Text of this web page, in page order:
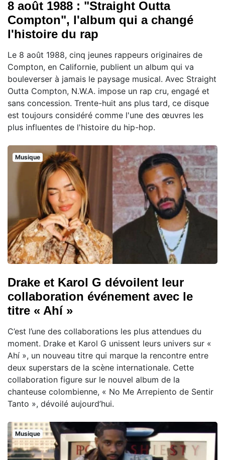
8 août 1988 : "Straight Outta
Compton", l'album qui a changé
l'histoire du rap
Le 8 août 1988, cinq jeunes rappeurs originaires de
Compton, en Californie, publient un album qui va
bouleverser à jamais le paysage musical. Avec Straight
Outta Compton, N.W.A. impose un rap cru, engagé et
sans concession. Trente-huit ans plus tard, ce disque
est toujours considéré comme l'une des œuvres les
plus influentes de l'histoire du hip-hop.
Musique
Drake et Karol G dévoilent leur
collaboration événement avec le
titre « Ahí »
C’est l’une des collaborations les plus attendues du
moment. Drake et Karol G unissent leurs univers sur «
Ahí », un nouveau titre qui marque la rencontre entre
deux superstars de la scène internationale. Cette
collaboration figure sur le nouvel album de la
chanteuse colombienne, « No Me Arrepiento de Sentir
Tanto », dévoilé aujourd’hui.
Musique